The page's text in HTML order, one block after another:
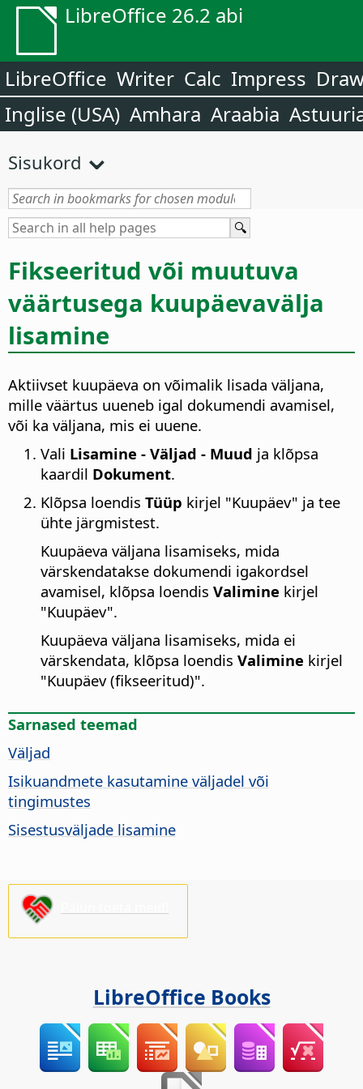
LibreOffice 26.2 abi
LibreOffice Writer Calc Impress
Inglise (USA) Amhara Araabia
Sisukord
Fikseeritud või muutuva
väärtusega kuupäevavälja
lisamine
Aktiivset kuupäeva on võimalik lisada väljana,
mille väärtus uueneb igal dokumendi avamisel,
või ka väljana, mis ei uuene.
Vali Lisamine - Väljad - Muud ja klõpsa
kaardil Dokument.
Klõpsa loendis Tüüp kirjel "Kuupäev" ja tee
ühte järgmistest.
Kuupäeva väljana lisamiseks, mida
värskendatakse dokumendi igakordsel
avamisel, klõpsa loendis Valimine kirjel
"Kuupäev".
Kuupäeva väljana lisamiseks, mida ei
värskendata, klõpsa loendis Valimine kirjel
"Kuupäev (fikseeritud)".
Sarnased teemad
Väljad
Isikuandmete kasutamine väljadel või
tingimustes
Sisestusväljade lisamine
LibreOffice Books